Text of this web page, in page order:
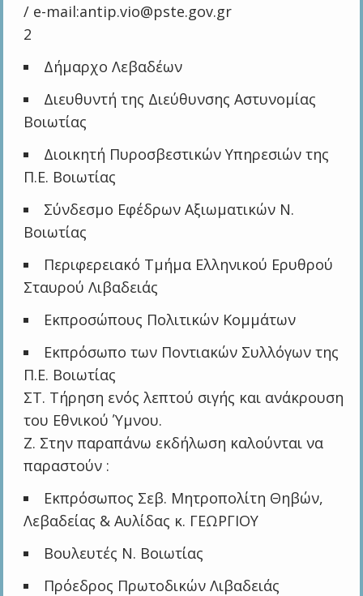
/ e-mail:antip.vio@pste.gov.gr
2
Δήμαρχο Λεβαδέων
Διευθυντή της Διεύθυνσης Αστυνομίας
Βοιωτίας
Διοικητή Πυροσβεστικών Υπηρεσιών της
Π.Ε. Βοιωτίας
Σύνδεσμο Εφέδρων Αξιωματικών Ν.
Βοιωτίας
Περιφερειακό Τμήμα Ελληνικού Ερυθρού
Σταυρού Λιβαδειάς
Εκπροσώπους Πολιτικών Κομμάτων
Εκπρόσωπο των Ποντιακών Συλλόγων της
Π.Ε. Βοιωτίας
ΣΤ. Τήρηση ενός λεπτού σιγής και ανάκρουση
του Εθνικού Ύμνου.
Ζ. Στην παραπάνω εκδήλωση καλούνται να
παραστούν :
Εκπρόσωπος Σεβ. Μητροπολίτη Θηβών,
Λεβαδείας & Αυλίδας κ. ΓΕΩΡΓΙΟΥ
Βουλευτές Ν. Βοιωτίας
Πρόεδρος Πρωτοδικών Λιβαδειάς